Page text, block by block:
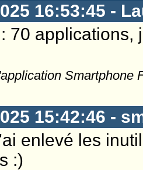
16:53:45 -
70 applications,
Smartphone
15:42:46 -
enlevé les
:)